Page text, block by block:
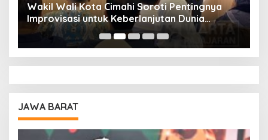
Wakil Wali Kota Cimahi Soroti Pentingnya
Improvisasi untuk Keberlanjutan Dunia
Pendidikan
JAWA BARAT